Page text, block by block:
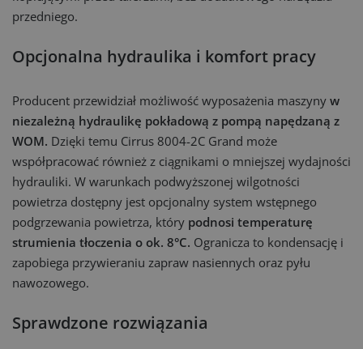
przedniego.
Opcjonalna hydraulika i komfort pracy
Producent przewidział możliwość wyposażenia maszyny w
niezależną hydraulikę pokładową z pompą napędzaną z
WOM. Dzięki temu Cirrus 8004-2C Grand może
współpracować również z ciągnikami o mniejszej wydajności
hydrauliki. W warunkach podwyższonej wilgotności
powietrza dostępny jest opcjonalny system wstępnego
podgrzewania powietrza, który podnosi temperaturę
strumienia tłoczenia o ok. 8°C. Ogranicza to kondensację i
zapobiega przywieraniu zapraw nasiennych oraz pyłu
nawozowego.
Sprawdzone rozwiązania